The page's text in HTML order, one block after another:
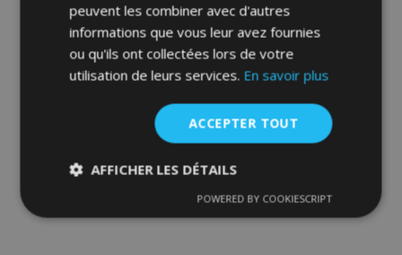
Housses de siège PRAG noir-gris
compatibles avec MAZDA CX-5
152,00 €
Épuisé
Ajouter
à la
liste
peuvent les combiner avec d'autres
informations que vous leur avez fournies
ou qu'ils ont collectées lors de votre
utilisation de leurs services. En savoir plus
ACCEPTER TOUT
AFFICHER LES DÉTAILS
nécessaires
Performance Ciblage
POWERED BY COOKIESCRIPT